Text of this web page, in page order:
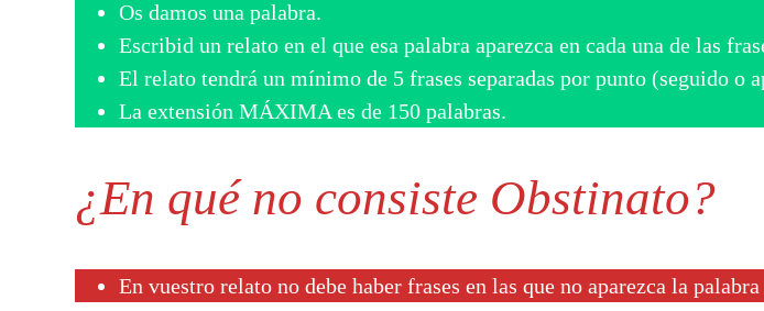
Os damos una palabra.
Escribid un relato en el que esa palabra aparezca en cada una de las
El relato tendrá un mínimo de 5 frases separadas por punto (seguido o
La extensión MÁXIMA es de 150 palabras.
¿En qué no consiste Obstinato?
En vuestro relato no debe haber frases en las que no aparezca la palabra